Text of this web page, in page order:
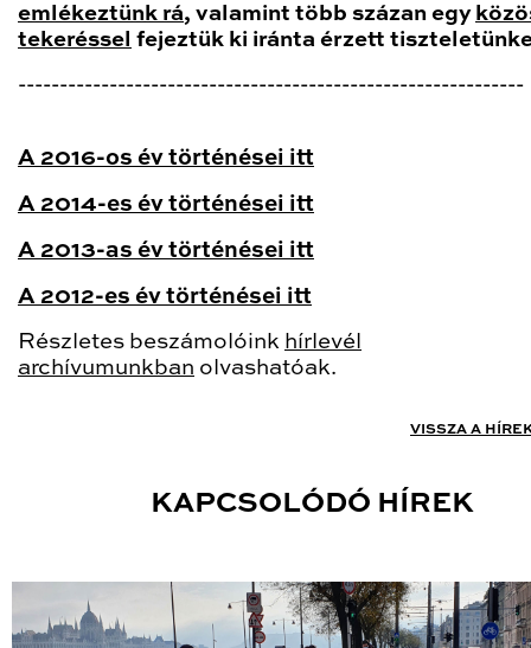
emlékeztünk rá, valamint több százan egy
tekeréssel fejeztük ki iránta érzett
-------------------------------------------------------------
A 2016-os év történései itt
A 2014-es év történései itt
A 2013-as év történései itt
A 2012-es év történései itt
Részletes beszámolóink hírlevél
archívumunkban olvashatóak.
VISSZA A
KAPCSOLÓDÓ HÍREK